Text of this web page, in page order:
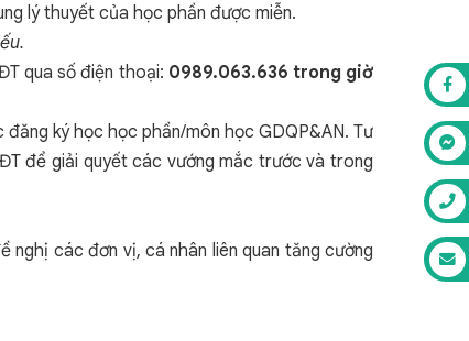
lý thuyết của học phần được miễn.
qua số điện thoại: 0989.063.636 trong giờ
ký học học phần/môn học GDQP&AN. Tư
để giải quyết các vướng mắc trước và trong
các đơn vị, cá nhân liên quan tăng cường